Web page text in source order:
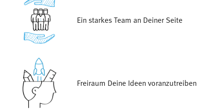
Ein starkes Team an Deiner Seite
Freiraum Deine Ideen voranzutreiben